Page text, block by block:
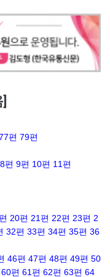
편 79편
8편 9편 10편 11편
20편 21편 22편 23편 2
32편 33편 34편 35편 36
46편 47편 48편 49편 50
60편 61편 62편 63편 64